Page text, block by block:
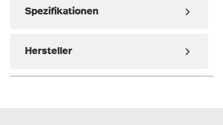
Spezifikationen
Hersteller